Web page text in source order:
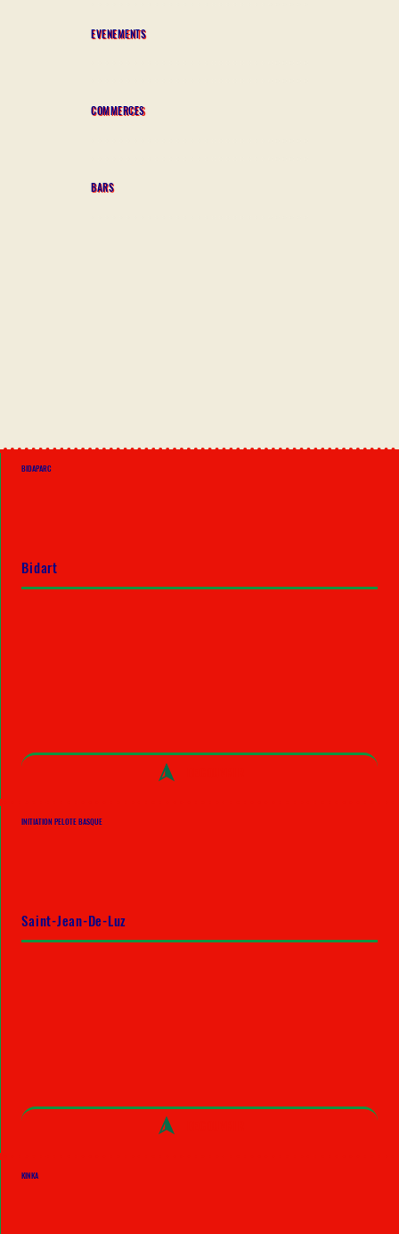
EVENEMENTS
COMMERCES
BARS
BIDAPARC
Bidart
INITIATION PELOTE BASQUE
Saint-Jean-De-Luz
KINKA